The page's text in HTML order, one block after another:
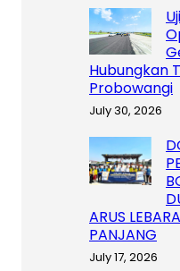
Hubungkan
Probowangi
July 30, 2026
ARUS
PANJANG
July 17, 2026